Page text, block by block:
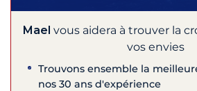
Mael vous aidera à trouver la
vos envies
Trouvons ensemble la
nos 30 ans d'expérience